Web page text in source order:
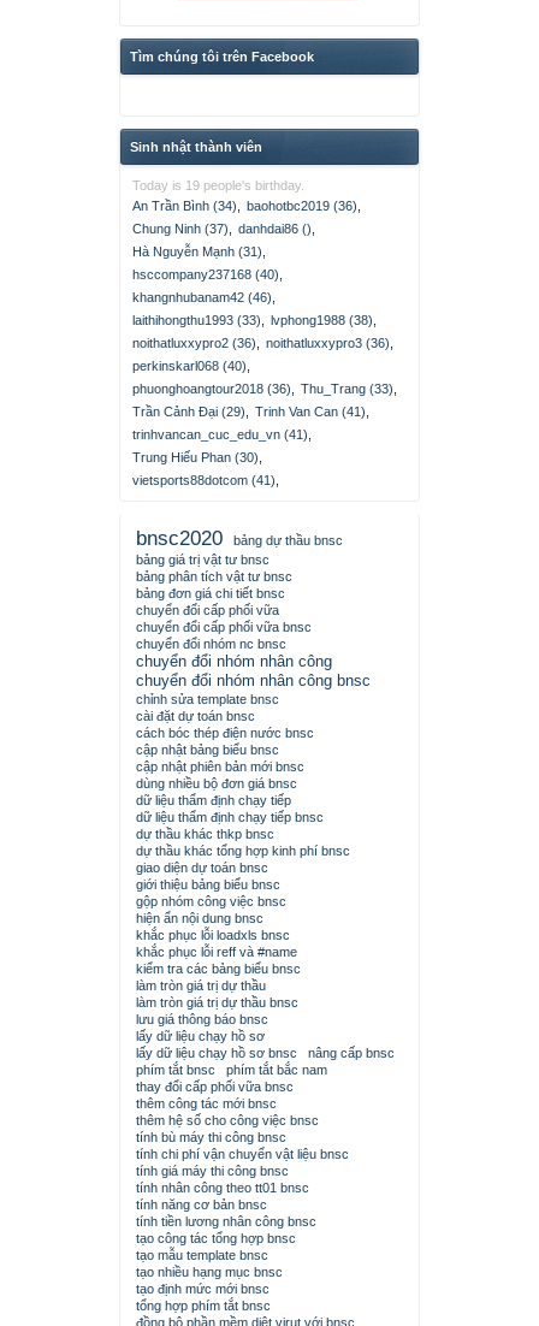
Tìm chúng tôi trên Facebook
Sinh nhật thành viên
Today is 19 people's birthday.
An Trần Bình (34)
baohotbc2019 (36)
Chung Ninh (37)
danhdai86 ()
Hà Nguyễn Mạnh (31)
hsccompany237168 (40)
khangnhubanam42 (46)
laithihongthu1993 (33)
lvphong1988 (38)
noithatluxxypro2 (36)
noithatluxxypro3 (36)
perkinskarl068 (40)
phuonghoangtour2018 (36)
Thu_Trang (33)
Trần Cảnh Đại (29)
Trinh Van Can (41)
trinhvancan_cuc_edu_vn (41)
Trung Hiếu Phan (30)
vietsports88dotcom (41)
bnsc2020
bảng dự thầu bnsc
bảng giá trị vật tư bnsc
bảng phân tích vật tư bnsc
bảng đơn giá chi tiết bnsc
chuyển đổi cấp phối vữa
chuyển đổi cấp phối vữa bnsc
chuyển đổi nhóm nc bnsc
chuyển đổi nhóm nhân công
chuyển đổi nhóm nhân công bnsc
chỉnh sửa template bnsc
cài đặt dự toán bnsc
cách bóc thép điện nước bnsc
cập nhật bảng biểu bnsc
cập nhật phiên bản mới bnsc
dùng nhiều bộ đơn giá bnsc
dữ liệu thẩm định chạy tiếp
dữ liệu thẩm định chạy tiếp bnsc
dự thầu khác thkp bnsc
dự thầu khác tổng hợp kinh phí bnsc
giao diện dự toán bnsc
giới thiệu bảng biểu bnsc
gộp nhóm công việc bnsc
hiện ẩn nội dung bnsc
khắc phục lỗi loadxls bnsc
khắc phục lỗi reff và #name
kiểm tra các bảng biểu bnsc
làm tròn giá trị dự thầu
làm tròn giá trị dự thầu bnsc
lưu giá thông báo bnsc
lấy dữ liệu chạy hồ sơ
lấy dữ liệu chạy hồ sơ bnsc
nâng cấp bnsc
phím tắt bnsc
phím tắt bắc nam
thay đổi cấp phối vữa bnsc
thêm công tác mới bnsc
thêm hệ số cho công việc bnsc
tính bù máy thi công bnsc
tính chi phí vận chuyển vật liệu bnsc
tính giá máy thi công bnsc
tính nhân công theo tt01 bnsc
tính năng cơ bản bnsc
tính tiền lương nhân công bnsc
tạo công tác tổng hợp bnsc
tạo mẫu template bnsc
tạo nhiều hạng mục bnsc
tạo định mức mới bnsc
tổng hợp phím tắt bnsc
đồng bộ phần mềm diệt virut với bnsc